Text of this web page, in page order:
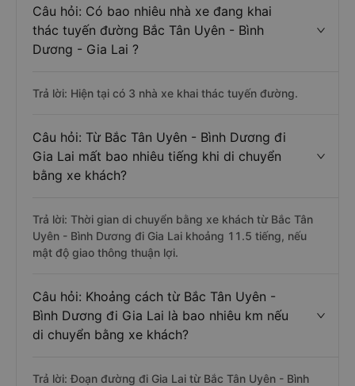
Câu hỏi: Có bao nhiêu nhà xe đang khai
thác tuyến đường Bắc Tân Uyên - Bình
Dương - Gia Lai ?
Trả lời: Hiện tại có 3 nhà xe khai thác tuyến đường.
Câu hỏi: Từ Bắc Tân Uyên - Bình Dương đi
Gia Lai mất bao nhiêu tiếng khi di chuyển
bằng xe khách?
Trả lời: Thời gian di chuyển bằng xe khách từ Bắc Tân
Uyên - Bình Dương đi Gia Lai khoảng 11.5 tiếng, nếu
mật độ giao thông thuận lợi.
Câu hỏi: Khoảng cách từ Bắc Tân Uyên -
Bình Dương đi Gia Lai là bao nhiêu km nếu
di chuyển bằng xe khách?
Trả lời: Đoạn đường đi Gia Lai từ Bắc Tân Uyên - Bình